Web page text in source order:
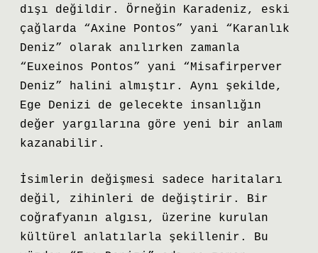
dışı değildir. Örneğin Karadeniz, eski
çağlarda “Axine Pontos” yani “Karanlık
Deniz” olarak anılırken zamanla
“Euxeinos Pontos” yani “Misafirperver
Deniz” halini almıştır. Aynı şekilde,
Ege Denizi de gelecekte insanlığın
değer yargılarına göre yeni bir anlam
kazanabilir.
İsimlerin değişmesi sadece haritaları
değil, zihinleri de değiştirir. Bir
coğrafyanın algısı, üzerine kurulan
kültürel anlatılarla şekillenir. Bu